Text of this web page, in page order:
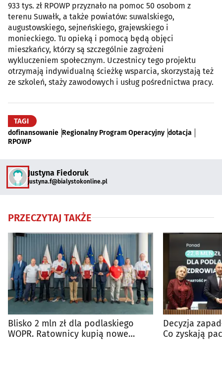
933 tys. zł RPOWP przyznało na pomoc 50 osobom z
terenu Suwałk, a także powiatów: suwalskiego,
augustowskiego, sejneńskiego, grajewskiego i
monieckiego. Tu opieką i pomocą będą objęci
mieszkańcy, którzy są szczególnie zagrożeni
wykluczeniem społecznym. Uczestnicy tego projektu
otrzymają indywidualną ścieżkę wsparcia, skorzystają też
ze szkoleń, staży zawodowych i usług pośrednictwa pracy.
TAGI
dofinansowanie Regionalny Program Operacyjny dotacja
RPOWP
Justyna Fiedoruk
justyna.f@bialystokonline.pl
PRZECZYTAJ TAKŻE
Blisko 2 mln zł dla podlaskiego
WOPR. Ratownicy kupią nowe
Decyzja
Co zyskają